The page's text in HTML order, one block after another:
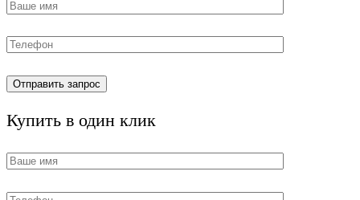
Купить в один клик